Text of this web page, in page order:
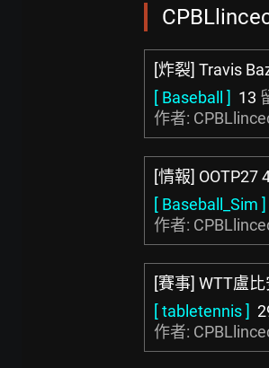
[炸裂] Travis
[ Baseball ] 13
作者:
[情報] OOTP27
[ Baseball_Sim ]
作者:
[賽事] WTT盧
[ tabletennis ]
作者: